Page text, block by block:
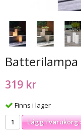
319 kr
Finns i lager
Lägg i varukorg